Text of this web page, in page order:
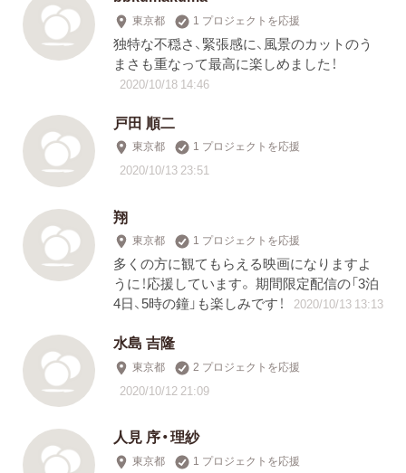
東京都 1 プロジェクトを応援
独特な不穏さ、緊張感に、風景のカットのう
まさも重なって最高に楽しめました！
2020/10/18 14:46
戸田 順二
東京都 1 プロジェクトを応援
2020/10/13 23:51
翔
東京都 1 プロジェクトを応援
多くの方に観てもらえる映画になりますよ
うに！応援しています。 期間限定配信の「3泊
4日、5時の鐘」も楽しみです！
2020/10/13 13:13
水島 吉隆
東京都 2 プロジェクトを応援
2020/10/12 21:09
人見 序・理紗
東京都 1 プロジェクトを応援